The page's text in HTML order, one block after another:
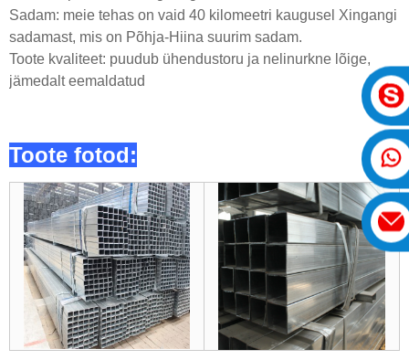
Sadam: meie tehas on vaid 40 kilomeetri kaugusel Xingangi
sadamast, mis on Põhja-Hiina suurim sadam.
Toote kvaliteet: puudub ühendustoru ja nelinurkne lõige,
jämedalt eemaldatud
Toote fotod: